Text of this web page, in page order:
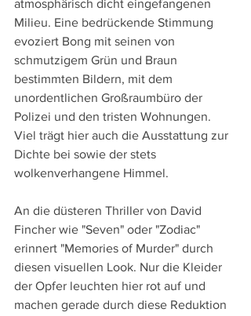
atmosphärisch dicht eingefangenen
Milieu. Eine bedrückende Stimmung
evoziert Bong mit seinen von
schmutzigem Grün und Braun
bestimmten Bildern, mit dem
unordentlichen Großraumbüro der
Polizei und den tristen Wohnungen.
Viel trägt hier auch die Ausstattung zur
Dichte bei sowie der stets
wolkenverhangene Himmel.
An die düsteren Thriller von David
Fincher wie "Seven" oder "Zodiac"
erinnert "Memories of Murder" durch
diesen visuellen Look. Nur die Kleider
der Opfer leuchten hier rot auf und
machen gerade durch diese Reduktion